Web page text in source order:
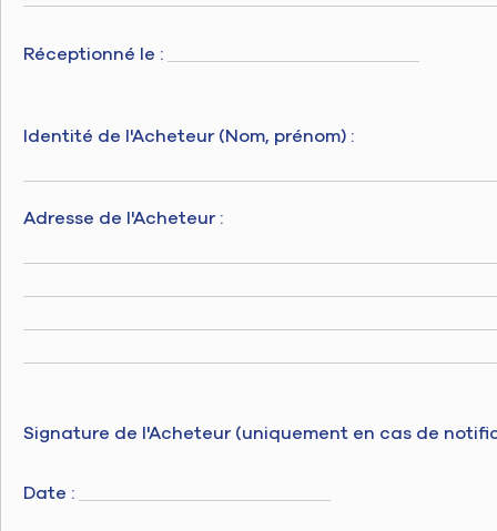
Réceptionné le :
Identité de l'Acheteur (Nom, prénom) :
Adresse de l'Acheteur :
Signature de l'Acheteur (uniquement en cas de
Date :